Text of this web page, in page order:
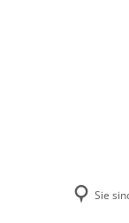
Sie